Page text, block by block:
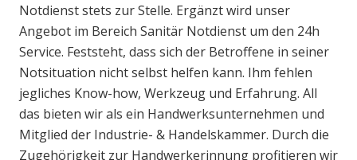
Notdienst stets zur Stelle. Ergänzt wird unser
Angebot im Bereich Sanitär Notdienst um den 24h
Service. Feststeht, dass sich der Betroffene in seiner
Notsituation nicht selbst helfen kann. Ihm fehlen
jegliches Know-how, Werkzeug und Erfahrung. All
das bieten wir als ein Handwerksunternehmen und
Mitglied der Industrie- & Handelskammer. Durch die
Zugehörigkeit zur Handwerkerinnung profitieren wir